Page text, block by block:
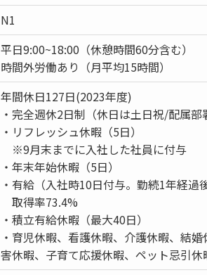
N1
平日9:00~18:00（休憩時間60分含む）
時間外労働あり（月平均15時間）
年間休日127日(2023年度)
・完全週休2日制（休日は土日祝/配属部
・リフレッシュ休暇（5日）
※9月末までに入社した社員に付与
・年末年始休暇（5日）
・有給（入社時10日付与。勤続1年経過
取得率73.4%
・積立有給休暇（最大40日）
・育児休暇、看護休暇、介護休暇、結
害休暇、子育て応援休暇、ペット忌引休